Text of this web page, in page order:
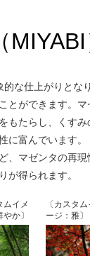
MIYABI
な仕上がりとな
とができます。
もたらし、くす
に富んでいます。
、マゼンタの再
が得られます。
ムイメ
か〕
〔カスタム
ージ：雅〕